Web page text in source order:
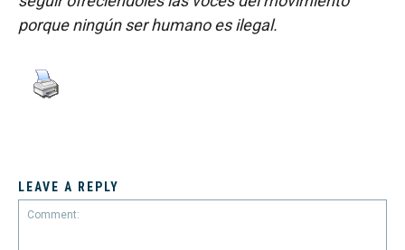
porque ningún ser humano es ilegal.
LEAVE A REPLY